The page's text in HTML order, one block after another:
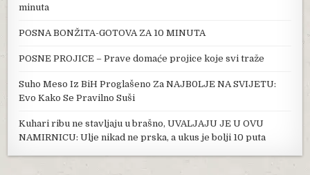
minuta
POSNA BONŽITA-GOTOVA ZA 10 MINUTA
POSNE PROJICE – Prave domaće projice koje svi traže
Suho Meso Iz BiH Proglašeno Za NAJB0LJE NA SVIJETU:
Evo Kako Se Pravilno Suši
Kuhari ribu ne stavljaju u brašno, UVALJAJU JE U OVU
NAMIRNICU: Ulje nikad ne prska, a ukus je bolji 10 puta